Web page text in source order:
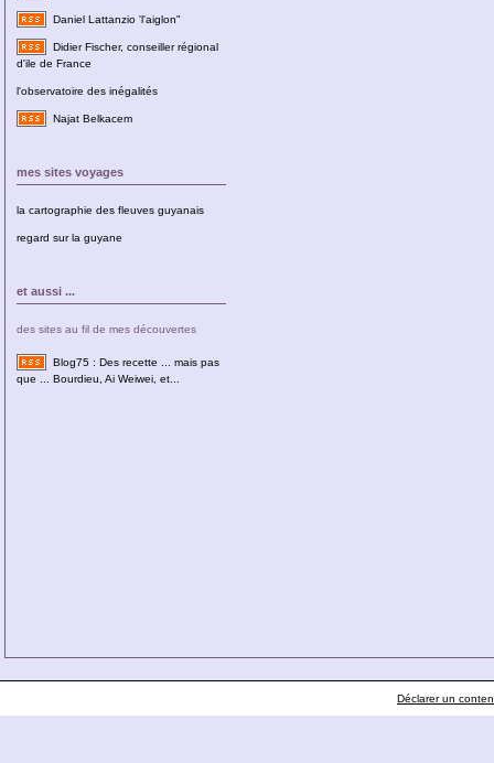
Daniel Lattanzio 'l'aiglon"
Didier Fischer, conseiller régional
d'ile de France
l'observatoire des inégalités
Najat Belkacem
mes sites voyages
la cartographie des fleuves guyanais
regard sur la guyane
et aussi ...
des sites au fil de mes découvertes
Blog75 : Des recette ... mais pas
que ... Bourdieu, Ai Weiwei, et...
Déclarer un